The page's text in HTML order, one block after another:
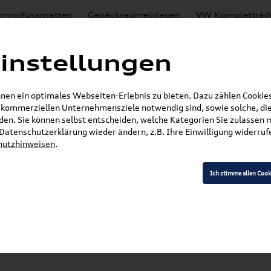
Gepäckraumeinlagen VW
Lackierungen
E-Mail
Produkte » Audi Collection » Textilien &
ein optimales Webseiten-Erlebnis zu bieten. Dazu zählen
Unternehmensziele notwendig sind, sowie solche,
Sie können selbst entscheiden, welche Kategorien Sie zulassen
wieder ändern, z.B. Ihre Einwilligung
.
Ich stimme allen